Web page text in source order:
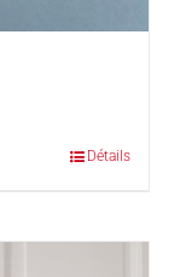
Détails